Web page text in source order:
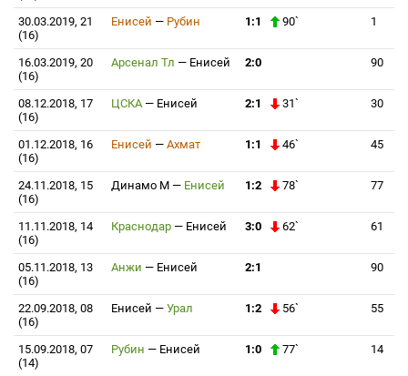
30.03.2019, 21
(16)
Енисей — Рубин 1:1 90` 1
16.03.2019, 20
(16)
Арсенал Тл — Енисей 2:0 90
08.12.2018, 17
(16)
ЦСКА — Енисей 2:1 31` 30
01.12.2018, 16
(16)
Енисей — Ахмат 1:1 46` 45
24.11.2018, 15
(16)
Динамо М — Енисей 1:2 78` 77
11.11.2018, 14
(16)
Краснодар — Енисей 3:0 62` 61
05.11.2018, 13
(16)
Анжи — Енисей 2:1 90
22.09.2018, 08
(16)
Енисей — Урал 1:2 56` 55
15.09.2018, 07
(14)
Рубин — Енисей 1:0 77` 14